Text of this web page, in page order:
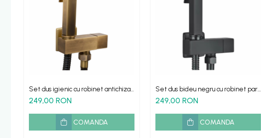
Set dus igienic cu robinet antichizat
pentru bideu
249,00 RON
COMANDA
Set dus bideu negru cu robinet para
si furtun
249,00 RON
COMANDA